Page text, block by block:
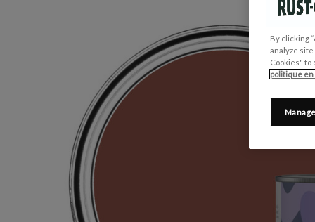
By clicking
analyze
Cookies" to
politique